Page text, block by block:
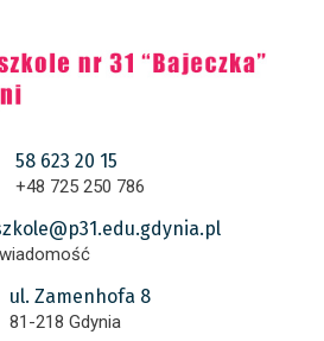
58 623 20 15
+48 725 250 786
ul. Zamenhofa 8
81-218 Gdynia